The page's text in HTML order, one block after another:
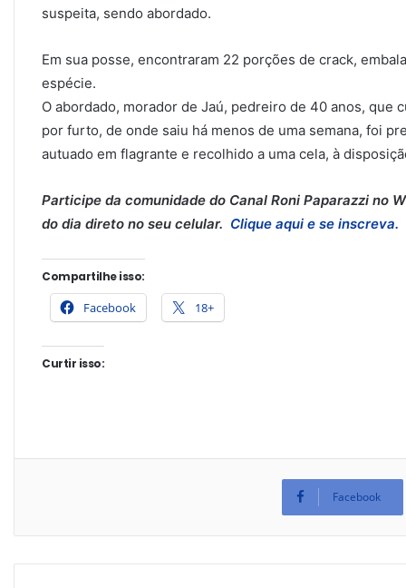
suspeita, sendo abordado.
Em sua posse, encontraram 22 porções de crack,
espécie.
O abordado, morador de Jaú, pedreiro de 40 anos, que
por furto, de onde saiu há menos de uma semana, foi
autuado em flagrante e recolhido a uma cela, à
Participe da comunidade do Canal Roni Paparazzi no
do dia direto no seu celular. Clique aqui e se inscreva.
Compartilhe isso:
Facebook 18+
Curtir isso:
Facebook